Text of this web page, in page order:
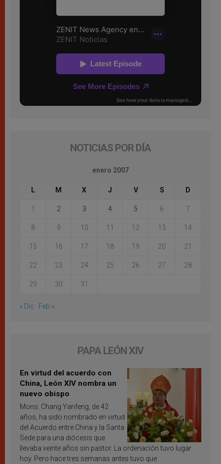
NOTICIAS POR DÍA
enero 2007
L M X J V S D
1 2 3 4 5 6 7
8 9 10 11 12 13 14
15 16 17 18 19 20 21
22 23 24 25 26 27 28
29 30 31
« Dic Feb »
PAPA LEÓN XIV
En virtud del acuerdo con
China, León XIV nombra un
nuevo obispo
Mons. Chang Yanfeng, de 42
años, ha sido nombrado en virtud
del Acuerdo entre China y la Santa
Sede para una diócesis que
llevaba veinte años sin pastor. La ordenación tuvo lugar
hoy. Pero hace tres semanas antes tuvo que